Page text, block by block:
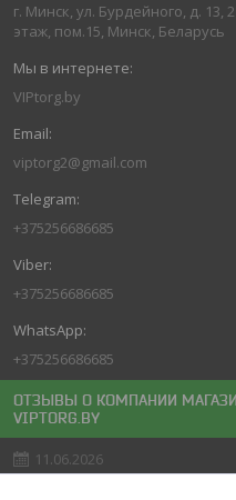
г. Минск, ул. Бурдейного, д. 13, 2
этаж, пом.15, Минск, Беларусь
VIPtorg.by
viptorg2@gmail.com
+375256686685
+375256686685
+375256686685
ОТЗЫВЫ О КОМПАНИИ
VIPTORG.BY
11.06.2026